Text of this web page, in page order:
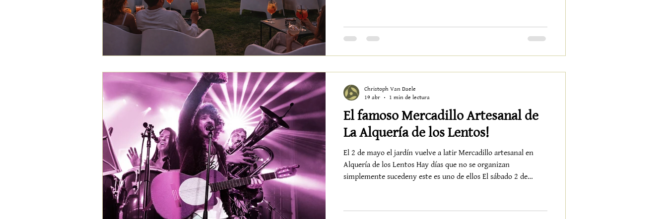
desliza entre el deep house y los sonidos tipo Café del Mar,
acompañando —sin invadir— el caer del sol. Frente a la
El famoso Mercadillo Artesanal de
La Alquería de los Lentos!
El 2 de mayo el jardín vuelve a latir Mercadillo artesanal en
Alquería de los Lentos Hay días que no se organizan
simplemente sucedeny este es uno de ellos El sábado 2 de
y fácil de sentir Desde la mañanael jardín se transforma en un
Christoph Van Daele
19 abr
1 min de lectura